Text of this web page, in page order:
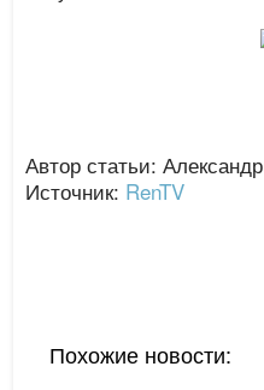
Автор статьи: Александр
Источник: RenTV
Похожие новости: